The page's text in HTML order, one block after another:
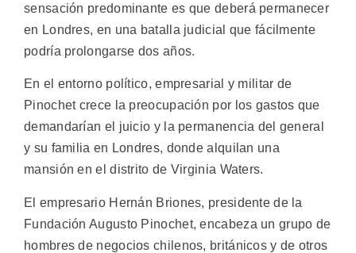
sensación predominante es que deberá permanecer
en Londres, en una batalla judicial que fácilmente
podría prolongarse dos años.
En el entorno político, empresarial y militar de
Pinochet crece la preocupación por los gastos que
demandarían el juicio y la permanencia del general
y su familia en Londres, donde alquilan una
mansión en el distrito de Virginia Waters.
El empresario Hernán Briones, presidente de la
Fundación Augusto Pinochet, encabeza un grupo de
hombres de negocios chilenos, británicos y de otros